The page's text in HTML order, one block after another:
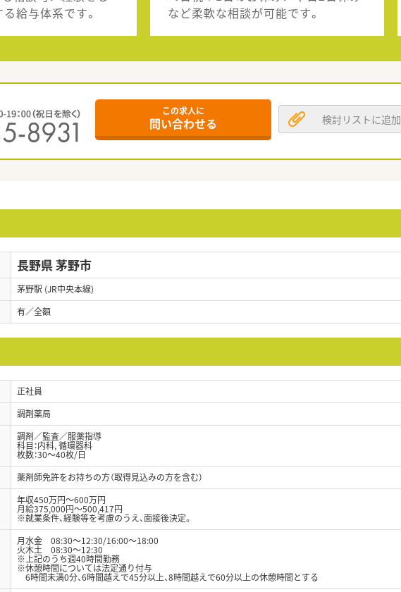
給与体系です。
など柔軟な相談が可能です。
この求人に
問い合わせる 検討リストに追加
長野県 茅野市
茅野駅 (JR中央本線)
有／全額
正社員
調剤薬局
調剤／監査／服薬指導
科目：内科, 循環器科
枚数：30～40枚/日
薬剤師免許をお持ちの方（取得見込みの方を含む）
年収450万円～600万円
月給375,000円～500,417円
※就業条件、経験等を考慮のうえ、面接後決定。
月水金 08:30～12:30/16:00～18:00
火木土 08:30～12:30
※上記のうち週40時間勤務
※休憩時間については法定通り付与
6時間未満0分、6時間越えで45分以上、8時間越えで60分以上の休憩時間とする